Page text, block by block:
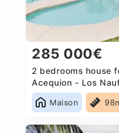
285 000€
2 bedrooms house
Acequion - Los
Maison